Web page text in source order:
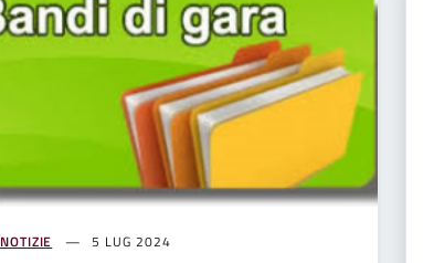
NOTIZIE 5 LUG 2024